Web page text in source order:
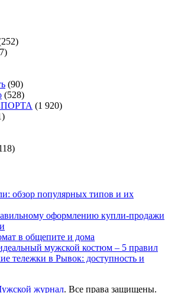
(90)
(528)
(1 920)
обзор популярных типов и их
оформлению купли-продажи
в общепите и дома
мужской костюм – 5 правил
тележки в Рывок: доступность и
журнал. Все права защищены.